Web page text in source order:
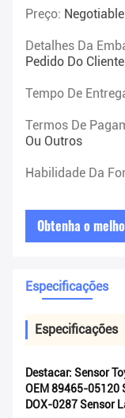
Preço: Negotiable
Detalhes Da
Pedido Do Cliente
Tempo De
Termos De
Ou Outros
Habilidade Da
Obtenha o
Especificações
Especificações
Destacar: Sensor
OEM 89465-05120
DOX-0287 Sensor